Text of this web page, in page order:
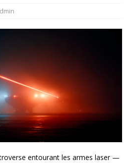
entourant les armes laser —